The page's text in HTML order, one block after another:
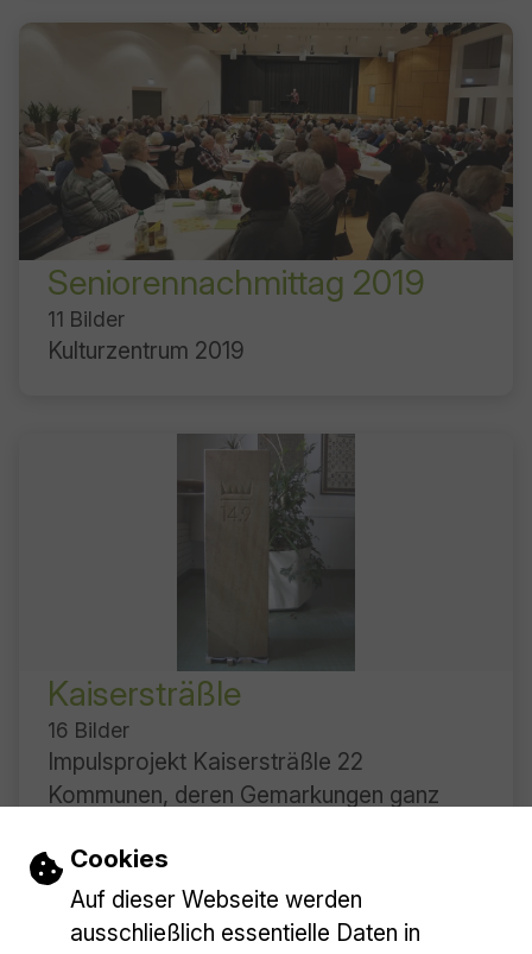
Einstellungen zu Cookies und
Cookies
Auf dieser Webseite werden
ausschließlich essentielle Daten in
Seniorennachmittag 2019
11 Bilder
Kulturzentrum 2019
Kaisersträßle
16 Bilder
Impulsprojekt Kaisersträßle 22
Kommunen, deren Gemarkungen ganz
haben sich zu einer Projektgemeinschaft
zusammengetan, um die historische
Verbindung wieder in Erinnerung zu rufen